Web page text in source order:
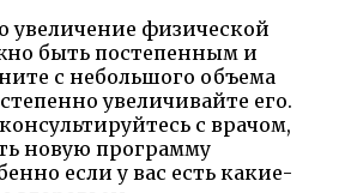
увеличение физической
быть постепенным и
с небольшого объема
увеличивайте его.
с врачом,
новую программу
если у вас есть какие-